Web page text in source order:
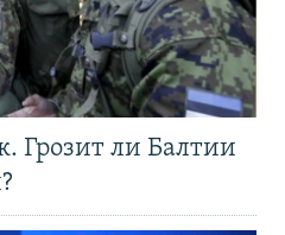
Грозит ли Балтии